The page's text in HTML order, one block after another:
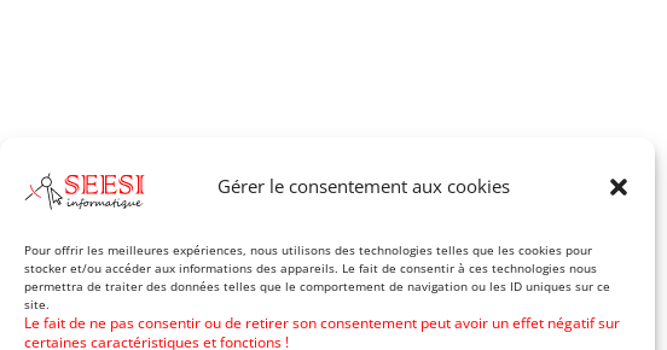
Gérer le consentement aux cookies
Pour offrir les meilleures expériences, nous utilisons des technologies telles que les cookies pour
stocker et/ou accéder aux informations des appareils. Le fait de consentir à ces technologies nous
permettra de traiter des données telles que le comportement de navigation ou les ID uniques sur ce
site.
Le fait de ne pas consentir ou de retirer son consentement peut avoir un effet négatif sur
certaines caractéristiques et fonctions !